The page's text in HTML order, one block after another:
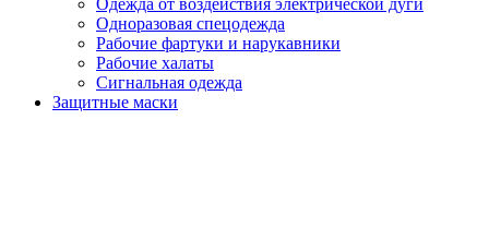
Одежда от воздействия электрической дуги
Одноразовая спецодежда
Рабочие фартуки и нарукавники
Рабочие халаты
Сигнальная одежда
Защитные маски